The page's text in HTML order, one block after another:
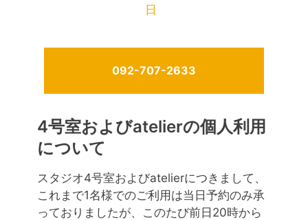
日
092-707-2633
4号室およびatelierの個人利用
について
スタジオ4号室およびatelierにつきまして、
これまで1名様でのご利用は当日予約のみ承
っておりましたが、このたび前日20時から